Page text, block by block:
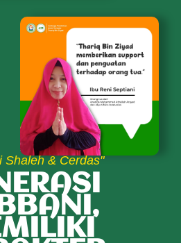
Shaleh & Cerdas"